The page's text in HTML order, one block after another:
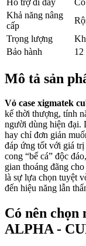
Khả năng nâng
cấp
Trọng lượng
Bảo hành
12
Mô tả sản
Vỏ case xigmatek
kế thời thượng, tính
người dùng hiện đại.
hay chỉ đơn giản
đáp ứng tốt với giá
cong “bể cá” độc
gian thoáng đãng
là sự lựa chọn tuyệt
đến hiệu năng lẫn
Có nên
ALPHA -